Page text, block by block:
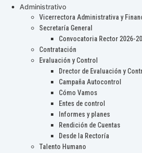
Administrativo
Vicerrectora Administrativa y
Secretaría General
Convocatoria Rector 2026-
Contratación
Evaluación y Control
Drector de Evaluación y
Campaña Autocontrol
Cómo Vamos
Entes de control
Informes y planes
Rendición de Cuentas
Desde la Rectoría
Talento Humano